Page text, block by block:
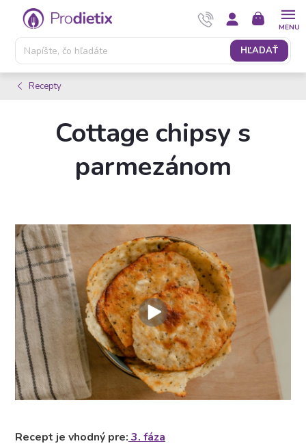
Prejsť
obsah
HĽADAŤ
NÁKUPNÝ
KOŠÍK
Recepty
Cottage chipsy s
parmezánom
Recept je vhodný pre: 3. fáza